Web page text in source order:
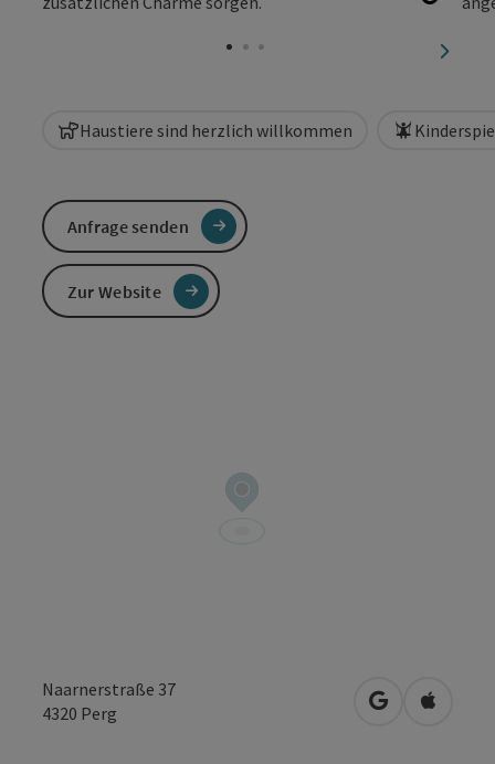
Haustiere sind herzlich willkommen
Naarnerstraße 37
4320 Perg in Google
in
Anfrage senden
Zur Website